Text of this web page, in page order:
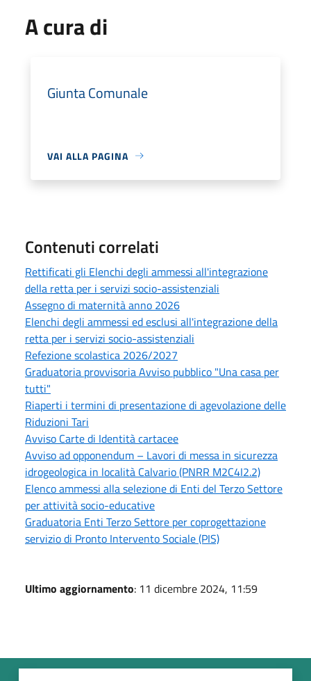
A cura di
Giunta Comunale
VAI ALLA PAGINA
Contenuti correlati
Rettificati gli Elenchi degli ammessi all'integrazione
della retta per i servizi socio-assistenziali
Assegno di maternità anno 2026
Elenchi degli ammessi ed esclusi all'integrazione della
retta per i servizi socio-assistenziali
Refezione scolastica 2026/2027
Graduatoria provvisoria Avviso pubblico "Una casa per
tutti"
Riaperti i termini di presentazione di agevolazione delle
Riduzioni Tari
Avviso Carte di Identità cartacee
Avviso ad opponendum – Lavori di messa in sicurezza
idrogeologica in località Calvario (PNRR M2C4I2.2)
Elenco ammessi alla selezione di Enti del Terzo Settore
per attività socio-educative
Graduatoria Enti Terzo Settore per coprogettazione
servizio di Pronto Intervento Sociale (PIS)
Ultimo aggiornamento: 11 dicembre 2024, 11:59